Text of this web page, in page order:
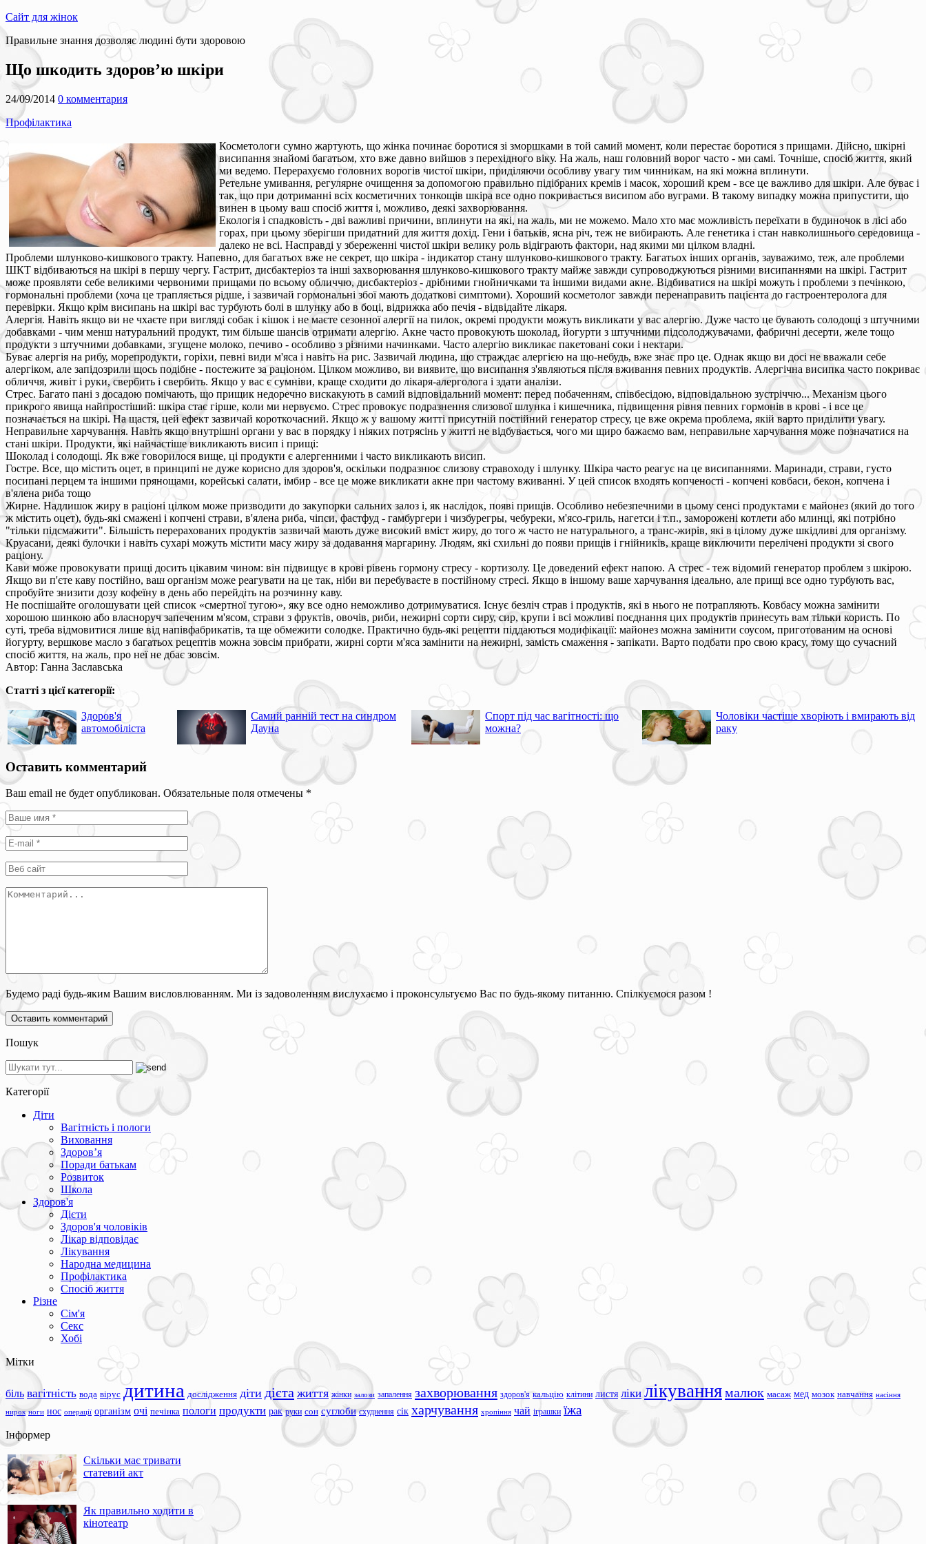
Сайт для жінок
Правильне знання дозволяє людині бути здоровою
Що шкодить здоров’ю шкіри
24/09/2014 0 комментария
Профілактика
Косметологи сумно жартують, що жінка починає боротися зі зморшками в той самий момент, коли перестає боротися з прищами. Дійсно, шкірні
висипання знайомі багатьом, хто вже давно вийшов з перехідного віку. На жаль, наш головний ворог часто - ми самі. Точніше, спосіб життя, який
ми ведемо. Перерахуємо головних ворогів чистої шкіри, приділяючи особливу увагу тим чинникам, на які можна вплинути.
Ретельне умивання, регулярне очищення за допомогою правильно підібраних кремів і масок, хороший крем - все це важливо для шкіри. Але буває і
так, що при дотриманні всіх косметичних тонкощів шкіра все одно покривається висипом або вуграми. В такому випадку можна припустити, що
винен в цьому ваш спосіб життя і, можливо, деякі захворювання.
Екологія і спадковість - дві важливі причини, вплинути на які, на жаль, ми не можемо. Мало хто має можливість переїхати в будиночок в лісі або
горах, при цьому зберігши придатний для життя дохід. Гени і батьків, ясна річ, теж не вибирають. Але генетика і стан навколишнього середовища -
далеко не всі. Насправді у збереженні чистої шкіри велику роль відіграють фактори, над якими ми цілком владні.
Проблеми шлунково-кишкового тракту. Напевно, для багатьох вже не секрет, що шкіра - індикатор стану шлунково-кишкового тракту. Багатьох інших органів, зауважимо, теж, але проблеми
ШКТ відбиваються на шкірі в першу чергу. Гастрит, дисбактеріоз та інші захворювання шлунково-кишкового тракту майже завжди супроводжуються різними висипаннями на шкірі. Гастрит
може проявляти себе великими червоними прищами по всьому обличчю, дисбактеріоз - дрібними гнойничками та іншими видами акне. Відбиватися на шкірі можуть і проблеми з печінкою,
гормональні проблеми (хоча це трапляється рідше, і зазвичай гормональні збої мають додаткові симптоми). Хороший косметолог завжди перенаправить пацієнта до гастроентеролога для
перевірки. Якщо крім висипань на шкірі вас турбують болі в шлунку або в боці, відрижка або печія - відвідайте лікаря.
Алергія. Навіть якщо ви не чхаєте при вигляді собак і кішок і не маєте сезонної алергії на пилок, окремі продукти можуть викликати у вас алергію. Дуже часто це бувають солодощі з штучними
добавками - чим менш натуральний продукт, тим більше шансів отримати алергію. Акне часто провокують шоколад, йогурти з штучними підсолоджувачами, фабричні десерти, желе тощо
продукти з штучними добавками, згущене молоко, печиво - особливо з різними начинками. Часто алергію викликає пакетовані соки і нектари.
Буває алергія на рибу, морепродукти, горіхи, певні види м'яса і навіть на рис. Зазвичай людина, що страждає алергією на що-небудь, вже знає про це. Однак якщо ви досі не вважали себе
алергіком, але запідозрили щось подібне - постежите за раціоном. Цілком можливо, ви виявите, що висипання з'являються після вживання певних продуктів. Алергічна висипка часто покриває
обличчя, живіт і руки, свербить і свербить. Якщо у вас є сумніви, краще сходити до лікаря-алерголога і здати аналізи.
Стрес. Багато пані з досадою помічають, що прищик недоречно вискакують в самий відповідальний момент: перед побаченням, співбесідою, відповідальною зустріччю... Механізм цього
прикрого явища найпростіший: шкіра стає гірше, коли ми нервуємо. Стрес провокує подразнення слизової шлунка і кишечника, підвищення рівня певних гормонів в крові - і все це
позначається на шкірі. На щастя, цей ефект зазвичай короткочасний. Якщо ж у вашому житті присутній постійний генератор стресу, це вже окрема проблема, якій варто приділити увагу.
Неправильне харчування. Навіть якщо внутрішні органи у вас в порядку і ніяких потрясінь у житті не відбувається, чого ми щиро бажаємо вам, неправильне харчування може позначатися на
стані шкіри. Продукти, які найчастіше викликають висип і прищі:
Шоколад і солодощі. Як вже говорилося вище, ці продукти є алергенними і часто викликають висип.
Гостре. Все, що містить оцет, в принципі не дуже корисно для здоров'я, оскільки подразнює слизову стравоходу і шлунку. Шкіра часто реагує на це висипаннями. Маринади, страви, густо
посипані перцем та іншими прянощами, корейські салати, імбир - все це може викликати акне при частому вживанні. У цей список входять копченості - копчені ковбаси, бекон, копчена і
в'ялена риба тощо
Жирне. Надлишок жиру в раціоні цілком може призводити до закупорки сальних залоз і, як наслідок, появі прищів. Особливо небезпечними в цьому сенсі продуктами є майонез (який до того
ж містить оцет), будь-які смажені і копчені страви, в'ялена риба, чіпси, фастфуд - гамбургери і чизбурегры, чебуреки, м'ясо-гриль, нагетси і т.п., заморожені котлети або млинці, які потрібно
"тільки підсмажити". Більшість перерахованих продуктів зазвичай мають дуже високий вміст жиру, до того ж часто не натурального, а транс-жирів, які в цілому дуже шкідливі для організму.
Круасани, деякі булочки і навіть сухарі можуть містити масу жиру за додавання маргарину. Людям, які схильні до появи прищів і гнійників, краще виключити перелічені продукти зі свого
раціону.
Кави може провокувати прищі досить цікавим чином: він підвищує в крові рівень гормону стресу - кортизолу. Це доведений ефект напою. А стрес - теж відомий генератор проблем з шкірою.
Якщо ви п'єте каву постійно, ваш організм може реагувати на це так, ніби ви перебуваєте в постійному стресі. Якщо в іншому ваше харчування ідеально, але прищі все одно турбують вас,
спробуйте знизити дозу кофеїну в день або перейдіть на розчинну каву.
Не поспішайте оголошувати цей список «смертної тугою», яку все одно неможливо дотримуватися. Існує безліч страв і продуктів, які в нього не потрапляють. Ковбасу можна замінити
хорошою шинкою або власноруч запеченим м'ясом, страви з фруктів, овочів, риби, нежирні сорти сиру, сир, крупи і всі можливі поєднання цих продуктів принесуть вам тільки користь. По
суті, треба відмовитися лише від напівфабрикатів, та ще обмежити солодке. Практично будь-які рецепти піддаються модифікації: майонез можна замінити соусом, приготованим на основі
йогурту, вершкове масло з багатьох рецептів можна зовсім прибрати, жирні сорти м'яса замінити на нежирні, замість смаження - запікати. Варто подбати про свою красу, тому що сучасний
спосіб життя, на жаль, про неї не дбає зовсім.
Автор: Ганна Заславська
Статті з цієї категорії:
Здоров'я
автомобіліста
Самий ранній тест на синдром
Дауна
Спорт під час вагітності: що
можна?
Чоловіки частіше хворіють і вмирають від
раку
Оставить комментарий
Ваш email не будет опубликован. Обязательные поля отмечены *
Будемо раді будь-яким Вашим висловлюванням. Ми із задоволенням вислухаємо і проконсультуємо Вас по будь-якому питанню. Спілкуємося разом !
Пошук
Категорії
Діти
Вагітність і пологи
Виховання
Здоров’я
Поради батькам
Розвиток
Школа
Здоров'я
Дієти
Здоров'я чоловіків
Лікар відповідає
Лікування
Народна медицина
Профілактика
Спосіб життя
Різне
Сім'я
Секс
Хобі
Мітки
біль вагітність вода вірус дитина дослідження діти дієта життя жінки залози запалення захворювання здоров'я кальцію клітини листя ліки лікуваннямалюк масаж мед мозок навчання насіння
нирок ноги нос операції організм очі печінка пологи продукти рак руки сон суглоби схуднення сік харчування хропіння чай іграшки їжа
Інформер
Скільки має тривати
статевий акт
Як правильно ходити в
кінотеатр